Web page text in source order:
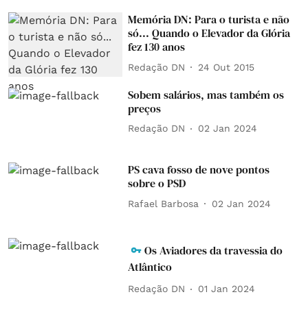
Memória DN: Para o turista e não
só... Quando o Elevador da Glória
fez 130 anos
Redação DN 24 Out 2015
Sobem salários, mas também os
preços
Redação DN 02 Jan 2024
PS cava fosso de nove pontos
sobre o PSD
Rafael Barbosa 02 Jan 2024
Os Aviadores da travessia do
Atlântico
Redação DN 01 Jan 2024